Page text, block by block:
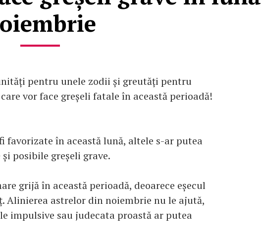
pentru unele zodii și greutăți pentru
vor face greșeli fatale în această perioadă!
favorizate în această lună, altele s-ar putea
posibile greșeli grave.
grijă în această perioadă, deoarece eșecul
Alinierea astrelor din noiembrie nu le ajută,
impulsive sau judecata proastă ar putea